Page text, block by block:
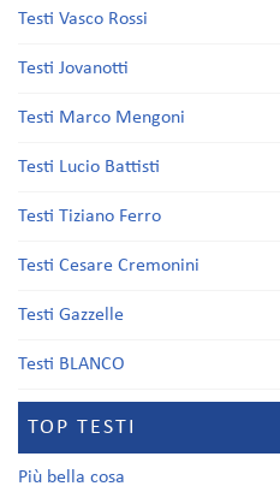
Testi Vasco Rossi
Testi Jovanotti
Testi Marco Mengoni
Testi Lucio Battisti
Testi Tiziano Ferro
Testi Cesare Cremonini
Testi Gazzelle
Testi BLANCO
TOP TESTI
Più bella cosa